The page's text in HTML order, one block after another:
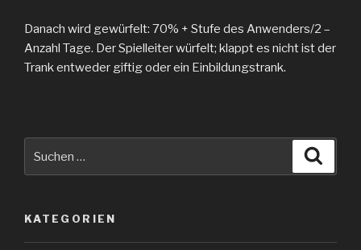
Danach wird gewürfelt: 70% + Stufe des Anwenders/2 –
Anzahl Tage. Der Spielleiter würfelt; klappt es nicht ist der
Trank entweder giftig oder ein Einbildungstrank.
nach:
KATEGORIEN